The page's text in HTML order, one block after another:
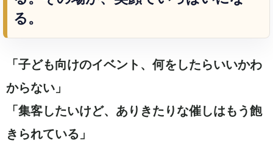
る。
「子ども向けのイベント、何をしたらいいかわ
からない」
「集客したいけど、ありきたりな催しはもう飽
きられている」